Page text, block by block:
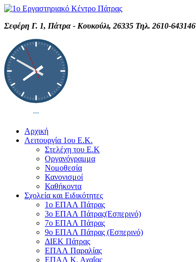
Σεφέρη Γ. 1, Πάτρα - Κουκούλι, 26335 Τηλ. 2610-
Αρχική
Λειτουργία 1ου Ε.Κ.
Στελέχη του Ε.Κ
Οργανόγραμμα
Νομοθεσία
Κανονισμοί
Καθήκοντα
Σχολεία και Ειδικότητες
1ο ΕΠΑΛ Πάτρας
3ο ΕΠΑΛ Πάτρας(Εσπερινό)
7ο ΕΠΑΛ Πάτρας
9ο ΕΠΑΛ Πάτρας (Εσπερινό)
ΔΙΕΚ Πάτρας
ΕΠΑΛ Παραλίας
ΕΠΑΛ Κ. Αχαΐας